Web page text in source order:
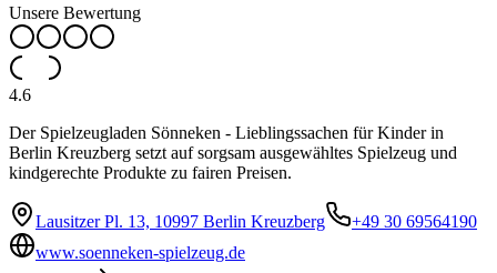
Unsere Bewertung
4.6
Der Spielzeugladen Sönneken - Lieblingssachen für Kinder in
Berlin Kreuzberg setzt auf sorgsam ausgewähltes Spielzeug und
kindgerechte Produkte zu fairen Preisen.
Lausitzer Pl. 13, 10997 Berlin Kreuzberg
+49 30 69564190
www.soenneken-spielzeug.de